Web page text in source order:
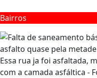
Bairros
Essa rua ja foi asfaltada,
com a camada asfáltica -